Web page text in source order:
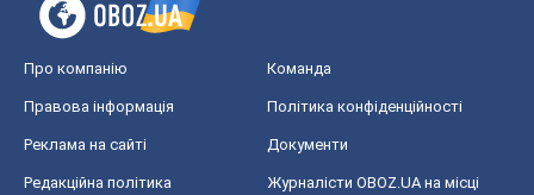
Про компанію Команда
Правова інформація Політика конфіденційності
Реклама на сайті Документи
Редакційна політика
Журналісти OBOZ.UA на місці